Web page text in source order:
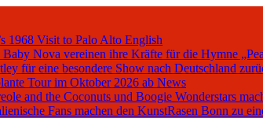
1968 Visit to Palo Alto English
Nova vereinen ihre Kräfte für die Hymne
für eine besondere Show nach Deutschland
Tour im Oktober 2026 ab News
and the Coconuts und Boogie Wonderstars
Fans machen den KunstRasen Bonn zu